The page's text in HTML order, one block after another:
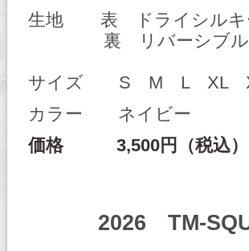
生地 表 ドライシルキ
裏 リバーシブル
サイズ S M L XL
カラー ネイビー
価格 3,500円（税込）
2026 TM-